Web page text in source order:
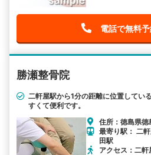
電話で無料
勝瀬整骨院
二軒屋駅から1分の距離に位置してい
すくて便利です。
住所：徳島県
最寄り駅： 二
田駅
アクセス：二